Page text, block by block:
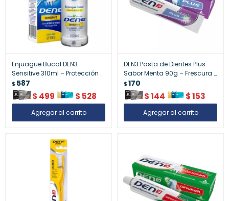
Enjuague Bucal DEN3
Sensitive 310ml – Protección y
Cuidado para Encías
Sensibles
$587
$ 499 $ 528
DEN3 Pasta de Dientes Plus
Sabor Menta 90g – Frescura y
Cuidado Completo
$170
$144 $153